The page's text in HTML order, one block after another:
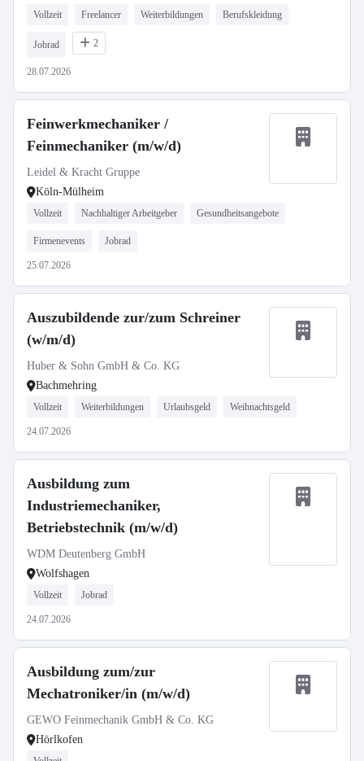
Vollzeit Freelancer Weiterbildungen Berufskleidung
Jobrad 2
28.07.2026
Feinwerkmechaniker /
Feinmechaniker (m/w/d)
Leidel & Kracht Gruppe
Köln-Mülheim
Vollzeit Nachhaltiger Arbeitgeber Gesundheitsangebote
Firmenevents Jobrad
25.07.2026
Auszubildende zur/zum Schreiner
(w/m/d)
Huber & Sohn GmbH & Co. KG
Bachmehring
Vollzeit Weiterbildungen Urlaubsgeld Weihnachtsgeld
24.07.2026
Ausbildung zum
Industriemechaniker,
Betriebstechnik (m/w/d)
WDM Deutenberg GmbH
Wolfshagen
Vollzeit Jobrad
24.07.2026
Ausbildung zum/zur
Mechatroniker/in (m/w/d)
GEWO Feinmechanik GmbH & Co. KG
Hörlkofen